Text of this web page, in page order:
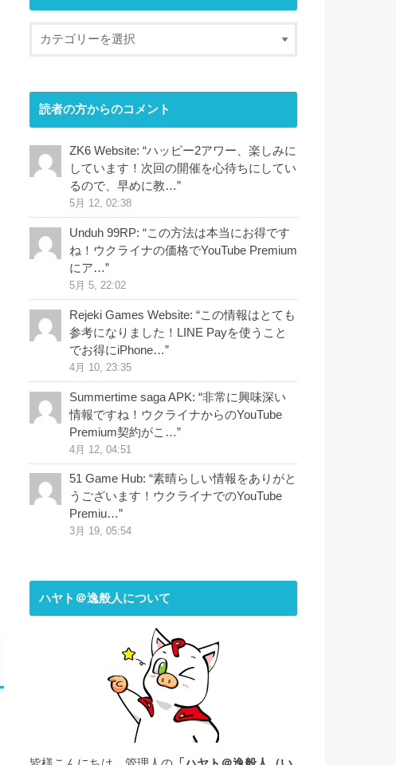
読者の方からのコメント
ZK6 Website: “ハッピー2アワー、楽しみに
しています！次回の開催を心待ちにしてい
るので、早めに教…”
5月 12, 02:38
Unduh 99RP: “この方法は本当にお得です
ね！ウクライナの価格でYouTube Premium
にア…”
5月 5, 22:02
Rejeki Games Website: “この情報はとても
参考になりました！LINE Payを使うこと
でお得にiPhone…”
4月 10, 23:35
Summertime saga APK: “非常に興味深い
情報ですね！ウクライナからのYouTube
Premium契約がこ…”
4月 12, 04:51
51 Game Hub: “素晴らしい情報をありがと
うございます！ウクライナでのYouTube
Premiu…”
3月 19, 05:54
ハヤト＠逸般人について